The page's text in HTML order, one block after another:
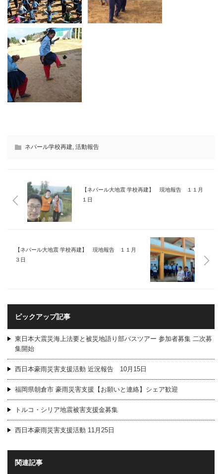
ネパール学校再建, 活動報告
【ネパール大地震 学校再建】 現地報告 １１月
１日
【ネパール大地震 学校再建】 現地報告 １１月
３日
ピックアップ記事
東日本大震災海上法要と被災地語り部バスツアー 参加者募集 二次募
集開始
西日本豪雨災害支援活動 近況報告 10月15日
福岡県朝倉市 豪雨災害支援【お願いと連絡】シェア歓迎
トルコ・シリア地震被害支援金募集
西日本豪雨災害支援活動 11月25日
関連記事